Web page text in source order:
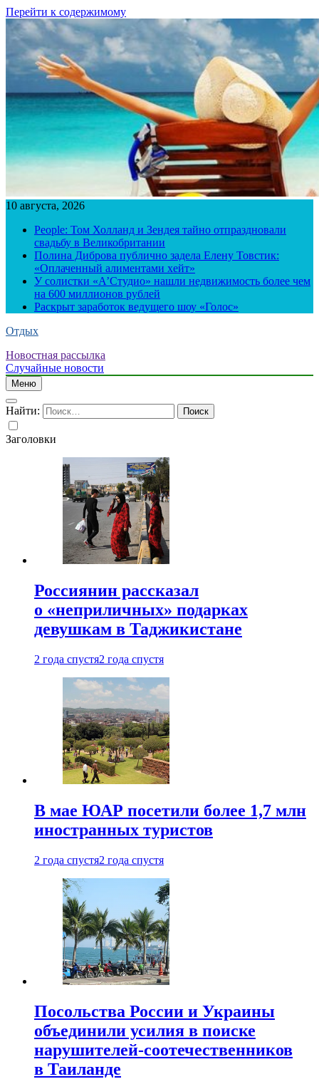
Перейти к содержимому
10 августа, 2026
People: Том Холланд и Зендея тайно отпраздновали
свадьбу в Великобритании
Полина Диброва публично задела Елену Товстик:
«Оплаченный алиментами хейт»
У солистки «А’Студио» нашли недвижимость более чем
на 600 миллионов рублей
Раскрыт заработок ведущего шоу «Голос»
Отдых
Новостная рассылка
Случайные новости
Меню
Найти:
Заголовки
Россиянин рассказал
о «неприличных» подарках
девушкам в Таджикистане
2 года спустя2 года спустя
В мае ЮАР посетили более 1,7 млн
иностранных туристов
2 года спустя2 года спустя
Посольства России и Украины
объединили усилия в поиске
нарушителей-соотечественников
в Таиланде